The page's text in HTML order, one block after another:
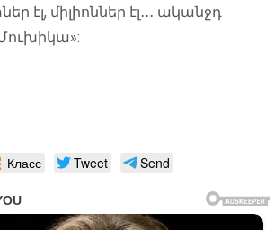
էլ, միլիոններ էլ․․․ ականջդ
Класс Tweet Send